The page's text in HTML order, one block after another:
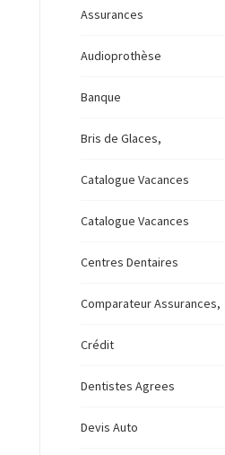
Assurances
Audioprothèse
Banque
Bris de Glaces,
Catalogue Vacances
Catalogue Vacances
Centres Dentaires
Comparateur Assurances,
Crédit
Dentistes Agrees
Devis Auto